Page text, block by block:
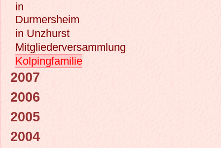
in
Durmersheim
in Unzhurst
Mitgliederversammlung
Kolpingfamilie
2007
2006
2005
2004